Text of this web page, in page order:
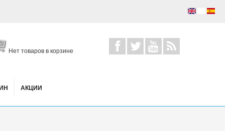
Нет товаров в корзине
АКЦИИ